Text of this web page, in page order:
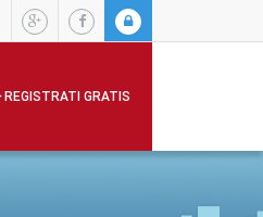
REGISTRATI GRATIS